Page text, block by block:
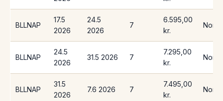
BLLNAP
17.5
2026
24.5
2026
7
6.595,00
kr.
BLLNAP
24.5
2026
31.5 2026 7
7.295,00
kr.
BLLNAP
31.5
2026
7.6 2026 7
7.495,00
kr.